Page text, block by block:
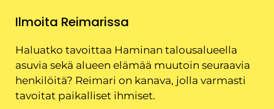
Ilmoita Reimarissa
Haluatko tavoittaa Haminan talousalueella
asuvia sekä alueen elämää muutoin seuraavia
henkilöitä? Reimari on kanava, jolla varmasti
tavoitat paikalliset ihmiset.